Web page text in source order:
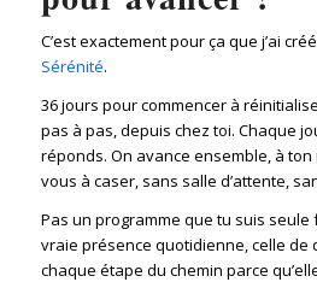
C’est exactement pour ça que j’ai
Sérénité.
36 jours pour commencer à
pas à pas, depuis chez toi. Chaque
réponds. On avance ensemble, à
vous à caser, sans salle d’attente,
Pas un programme que tu suis seule
vraie présence quotidienne, celle de
chaque étape du chemin parce